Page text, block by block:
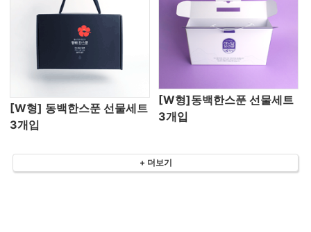
[W형] 동백한스푼 선물세트
3개입
[W형]동백한스푼 선물세트
3개입
+ 더보기